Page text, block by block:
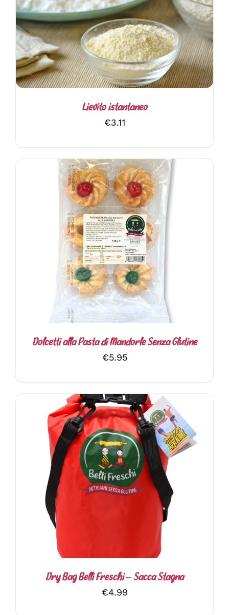
AGGIUNGI AL CARRELLO / DETTAGLI
Lievito istantaneo
€3.11
AGGIUNGI AL CARRELLO / DETTAGLI
Dolcetti alla Pasta di Mandorle Senza Glutine
€5.95
AGGIUNGI AL CARRELLO DETTAGLI
Dry Bag Belli Freschi – Sacca Stagna
€4.99